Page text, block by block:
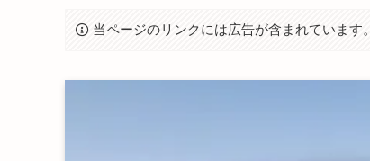
当ページのリンクには広告が含まれています。